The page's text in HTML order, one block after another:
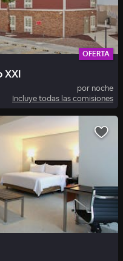
OFERTA
XXI
por noche
Incluye todas las comisiones